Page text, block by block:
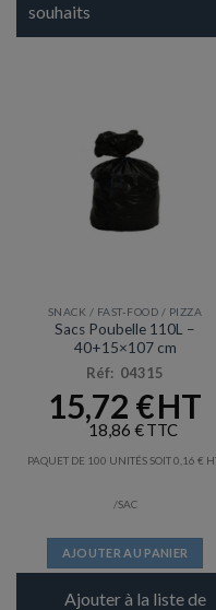
souhaits
SNACK / FAST-FOOD / PIZZA
Sacs Poubelle 110L –
40+15×107 cm
Réf: 04315
15,72 €
18,86 €
PAQUET DE 100 UNITÉS SOIT0,16 €
/SAC
AJOUTER AU PANIER
Ajouter à la liste de